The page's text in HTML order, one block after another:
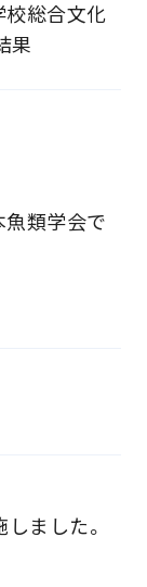
総合文化
果
類学会で
ました。